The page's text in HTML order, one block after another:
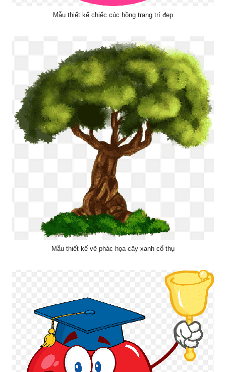
Mẫu thiết kế chiếc cúc hồng trang trí đẹp
Mẫu thiết kế vẽ phác họa cây xanh cổ thụ